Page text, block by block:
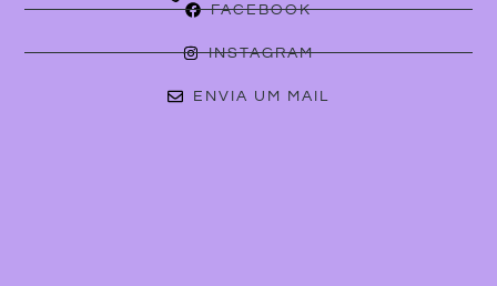
FACEBOOK
INSTAGRAM
ENVIA UM MAIL